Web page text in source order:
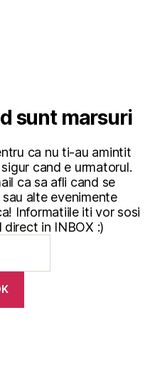
sunt marsuri
ca nu ti-au amintit
cand e urmatorul.
ca sa afli cand se
alte evenimente
Informatiile iti vor sosi
in INBOX :)